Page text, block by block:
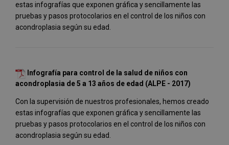
estas infografías que exponen gráfica y sencillamente las
pruebas y pasos protocolarios en el control de los niños con
acondroplasia según su edad.
Infografía para control de la salud de niños con
acondroplasia de 5 a 13 años de edad (ALPE - 2017)
Con la supervisión de nuestros profesionales, hemos creado
estas infografías que exponen gráfica y sencillamente las
pruebas y pasos protocolarios en el control de los niños con
acondroplasia según su edad.